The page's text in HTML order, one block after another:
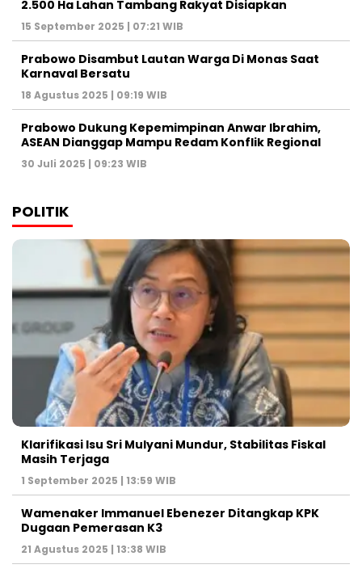
2.500 Ha Lahan Tambang Rakyat Disiapkan
15 September 2025 | 07:21 WIB
Prabowo Disambut Lautan Warga Di Monas Saat
Karnaval Bersatu
18 Agustus 2025 | 09:19 WIB
Prabowo Dukung Kepemimpinan Anwar Ibrahim,
ASEAN Dianggap Mampu Redam Konflik Regional
30 Juli 2025 | 09:23 WIB
POLITIK
Klarifikasi Isu Sri Mulyani Mundur, Stabilitas Fiskal
Masih Terjaga
1 September 2025 | 13:59 WIB
Wamenaker Immanuel Ebenezer Ditangkap KPK
Dugaan Pemerasan K3
21 Agustus 2025 | 13:38 WIB